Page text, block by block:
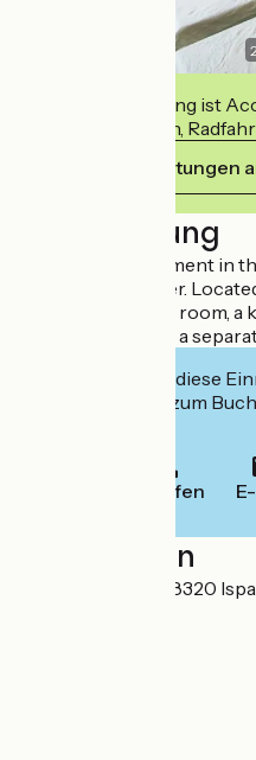
2
Diese Einrichtung ist
verpflichtet sich,
Ihre Verpflichtungen
Beschreibung
Very bright apartment in
near the Tarn River.
comprises a living room,
shower room, and a
Interessiert Sie diese
deren Website zum
Anrufen
Localisation
6 Chemin Royal 48320